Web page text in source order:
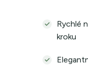
Rychlé
kroku